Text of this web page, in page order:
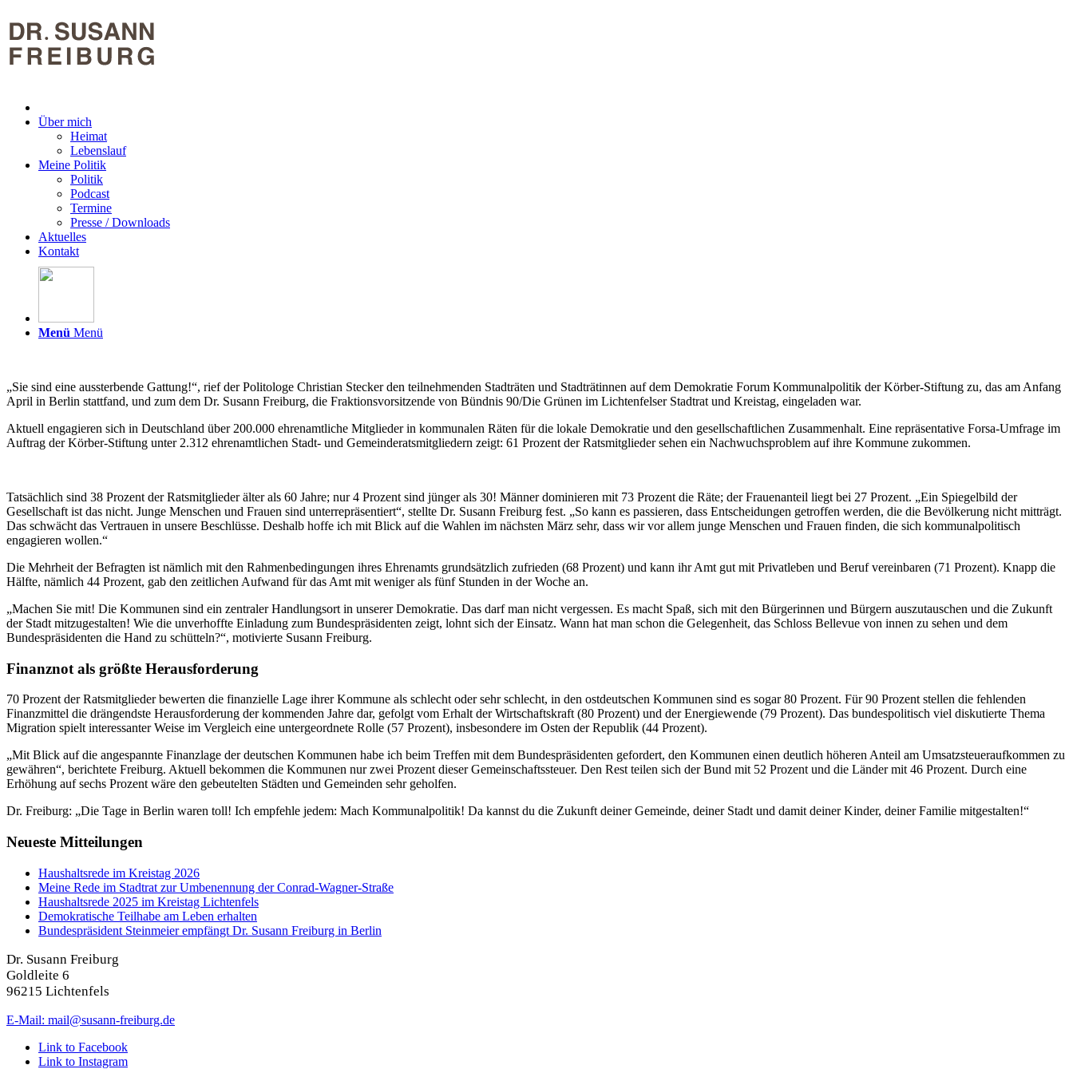
Über mich
Heimat
Lebenslauf
Meine Politik
Politik
Podcast
Termine
Presse / Downloads
Aktuelles
Kontakt
Menü Menü
„Sie sind eine aussterbende Gattung!“, rief der Politologe Christian Stecker den teilnehmenden Stadträten und Stadträtinnen auf dem Demokratie Forum Kommunalpolitik der Körber-Stiftung zu, das am Anfang
April in Berlin stattfand, und zum dem Dr. Susann Freiburg, die Fraktionsvorsitzende von Bündnis 90/Die Grünen im Lichtenfelser Stadtrat und Kreistag, eingeladen war.
Aktuell engagieren sich in Deutschland über 200.000 ehrenamtliche Mitglieder in kommunalen Räten für die lokale Demokratie und den gesellschaftlichen Zusammenhalt. Eine repräsentative Forsa-Umfrage im
Auftrag der Körber-Stiftung unter 2.312 ehrenamtlichen Stadt- und Gemeinderatsmitgliedern zeigt: 61 Prozent der Ratsmitglieder sehen ein Nachwuchsproblem auf ihre Kommune zukommen.
Tatsächlich sind 38 Prozent der Ratsmitglieder älter als 60 Jahre; nur 4 Prozent sind jünger als 30! Männer dominieren mit 73 Prozent die Räte; der Frauenanteil liegt bei 27 Prozent. „Ein Spiegelbild der
Gesellschaft ist das nicht. Junge Menschen und Frauen sind unterrepräsentiert“, stellte Dr. Susann Freiburg fest. „So kann es passieren, dass Entscheidungen getroffen werden, die die Bevölkerung nicht mitträgt.
Das schwächt das Vertrauen in unsere Beschlüsse. Deshalb hoffe ich mit Blick auf die Wahlen im nächsten März sehr, dass wir vor allem junge Menschen und Frauen finden, die sich kommunalpolitisch
engagieren wollen.“
Die Mehrheit der Befragten ist nämlich mit den Rahmenbedingungen ihres Ehrenamts grundsätzlich zufrieden (68 Prozent) und kann ihr Amt gut mit Privatleben und Beruf vereinbaren (71 Prozent). Knapp die
Hälfte, nämlich 44 Prozent, gab den zeitlichen Aufwand für das Amt mit weniger als fünf Stunden in der Woche an.
„Machen Sie mit! Die Kommunen sind ein zentraler Handlungsort in unserer Demokratie. Das darf man nicht vergessen. Es macht Spaß, sich mit den Bürgerinnen und Bürgern auszutauschen und die Zukunft
der Stadt mitzugestalten! Wie die unverhoffte Einladung zum Bundespräsidenten zeigt, lohnt sich der Einsatz. Wann hat man schon die Gelegenheit, das Schloss Bellevue von innen zu sehen und dem
Bundespräsidenten die Hand zu schütteln?“, motivierte Susann Freiburg.
Finanznot als größte Herausforderung
70 Prozent der Ratsmitglieder bewerten die finanzielle Lage ihrer Kommune als schlecht oder sehr schlecht, in den ostdeutschen Kommunen sind es sogar 80 Prozent. Für 90 Prozent stellen die fehlenden
Finanzmittel die drängendste Herausforderung der kommenden Jahre dar, gefolgt vom Erhalt der Wirtschaftskraft (80 Prozent) und der Energiewende (79 Prozent). Das bundespolitisch viel diskutierte Thema
Migration spielt interessanter Weise im Vergleich eine untergeordnete Rolle (57 Prozent), insbesondere im Osten der Republik (44 Prozent).
„Mit Blick auf die angespannte Finanzlage der deutschen Kommunen habe ich beim Treffen mit dem Bundespräsidenten gefordert, den Kommunen einen deutlich höheren Anteil am Umsatzsteueraufkommen zu
gewähren“, berichtete Freiburg. Aktuell bekommen die Kommunen nur zwei Prozent dieser Gemeinschaftssteuer. Den Rest teilen sich der Bund mit 52 Prozent und die Länder mit 46 Prozent. Durch eine
Erhöhung auf sechs Prozent wäre den gebeutelten Städten und Gemeinden sehr geholfen.
Dr. Freiburg: „Die Tage in Berlin waren toll! Ich empfehle jedem: Mach Kommunalpolitik! Da kannst du die Zukunft deinerGemeinde, deiner Stadt und damit deiner Kinder, deiner Familie mitgestalten!“
Neueste Mitteilungen
Haushaltsrede im Kreistag 2026
Meine Rede im Stadtrat zur Umbenennung der Conrad-Wagner-Straße
Haushaltsrede 2025 im Kreistag Lichtenfels
Demokratische Teilhabe am Leben erhalten
Bundespräsident Steinmeier empfängt Dr. Susann Freiburg in Berlin
Dr. Susann Freiburg
Goldleite 6
96215 Lichtenfels
E-Mail: mail@susann-freiburg.de
Link to Facebook
Link to Instagram